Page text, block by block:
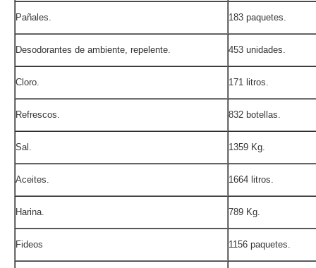
Pañales. 183 paquetes.
Desodorantes de ambiente, repelente. 453 unidades.
Cloro. 171 litros.
Refrescos. 832 botellas.
Sal. 1359 Kg.
Aceites. 1664 litros.
Harina. 789 Kg.
Fideos 1156 paquetes.